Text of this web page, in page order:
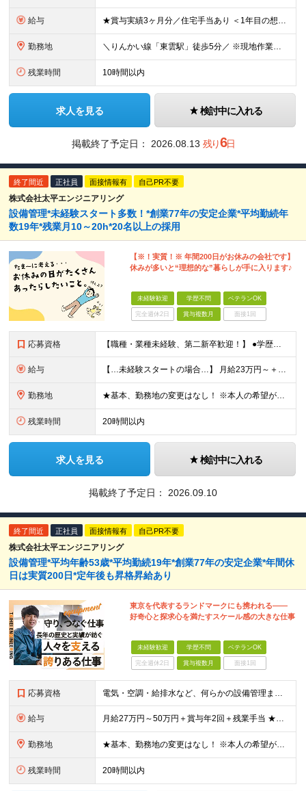
給与 ★賞与実績3ヶ月分／住宅手当あり ＜1年目の想定収入例＞ ★月収26万円（内訳：22万以上+住宅手当+交通費+出張手当） ★年収330万円～（内訳：月給+賞与3ヶ月分） 月給22万円～30万円+賞
勤務地 ＼りんかい線「東雲駅」徒歩5分／ ※現地作業の場合は直行直帰OKです！ 【東京本社】 東京都江東区東雲2-12-22 ━━━━━━━━ 旅行好き歓迎★全国への出張があります！ ━━━━━━━━ ■
残業時間 10時間以内
求人を見る 検討中に入れる
掲載終了予定日： 2026.08.13 残り6日
終了間近 正社員 面接情報有 自己PR不要
株式会社太平エンジニアリング
設備管理*未経験スタート多数！*創業77年の安定企業*平均勤続年
数19年*残業月10～20h*20名以上の採用
【※！実質！※ 年間200日がお休みの会社です】
休みが多いと“理想的な”暮らしが手に入ります♪
未経験歓迎 学歴不問 ベテランOK
完全週休2日 賞与複数月 面接1回
応募資格 【職種・業種未経験、第二新卒歓迎！】 ●学歴不問 ★建設系の関連業務経験や機械メンテナンスの経験など、機会を触る経験をお持ちの方は行かせます！ ★「手に職をつけて安定して働きたい」「大型施設の裏側を
給与 【…未経験スタートの場合…】 月給23万円～＋賞与年2回＋残業手当 【…経験者の場合…】 月給27万円～50万円＋賞与年2回＋残業手当 【…マネジメント経験者の場合…】 月給35万円～50万円＋賞
勤務地 ★基本、勤務地の変更はなし！ ※本人の希望がない場合 ★埼玉／千葉から通う社員も多数活躍中！ ◆東京エリア 目黒区駒場4-6-1（東大先端科学技研センター） 港区台場2丁目6-1（グランドニッコー東
残業時間 20時間以内
求人を見る 検討中に入れる
掲載終了予定日： 2026.09.10
終了間近 正社員 面接情報有 自己PR不要
株式会社太平エンジニアリング
設備管理*平均年齢53歳*平均勤続19年*創業77年の安定企業*年間休
日は実質200日*定年後も昇格昇給あり
東京を代表するランドマークにも携われる――
好奇心と探求心を満たすスケール感の大きな仕事
未経験歓迎 学歴不問 ベテランOK
完全週休2日 賞与複数月 面接1回
応募資格 電気・空調・給排水など、何らかの設備管理または設備施工の実務経験をお持ちの方 ※学歴不問 ＜こんな方にピッタリです♪＞ ◎安定企業で腰を据えてキャリアを築きたい方 ◎頑張りが給与で還元される場所で働
給与 月給27万円～50万円＋賞与年2回＋残業手当 ★マネジメント経験をお持ちの方は… 月給35万円～50万円＋賞与年2回＋残業手当 ※月給は、スキルや経験、能力に応じて決定します ※時間外手当は別途全
勤務地 ★基本、勤務地の変更はなし！ ※本人の希望がない場合 ★埼玉／千葉から通う社員も多数活躍中！ ◆東京エリア 目黒区駒場4-6-1（東大先端科学技研センター） 港区台場2丁目6-1（グランドニッコー東
残業時間 20時間以内